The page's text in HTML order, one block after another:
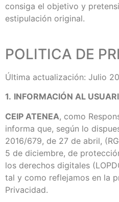
consiga el objetivo y
estipulación original.
POLITICA DE
Última actualización: Julio
1. INFORMACIÓN AL
CEIP ATENEA, como
informa que, según lo
2016/679, de 27 de abril,
5 de diciembre, de
los derechos digitales
tal y como reflejamos en la
Privacidad.